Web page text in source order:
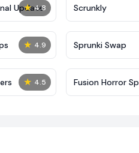
★ 4.8
Update Scrunkly
★ 4.9 Sprunki Swap
★ 4.5 Fusion Horror